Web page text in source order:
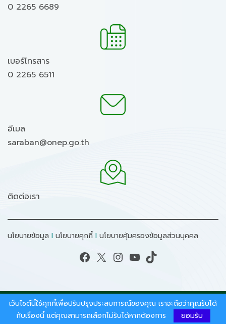
0 2265 6689
เบอร์โทรสาร
0 2265 6511
อีเมล
saraban@onep.go.th
ติดต่อเรา
นโยบายข้อมูล I นโยบายคุกกี้ I นโยบายคุ้มครองข้อมูลส่วนบุคคล
Facebook X Instagram YouTube TikTok
สงวนลิขสิทธิ์ © 2026 - สำนักงานนโยบายและแผน
ทรัพยากรธรรมชาติและสิ่งแวดล้อม.
เว็บไซต์นี้ใช้คุกกี้เพื่อปรับปรุงประสบการณ์ของคุณ เราจะถือว่าคุณรับได้
กับเรื่องนี้ แต่คุณสามารถเลือกไม่รับได้หากต้องการ
ยอมรับ